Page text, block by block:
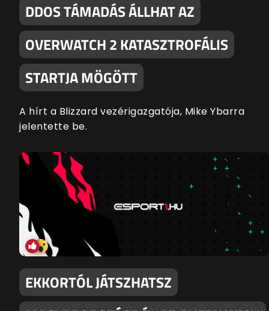
DDOS TÁMADÁS ÁLLHAT AZ
OVERWATCH 2 KATASZTROFÁLIS
STARTJA MÖGÖTT
A hírt a Blizzard vezérigazgatója, Mike Ybarra
jelentette be.
EKKORTÓL JÁTSZHATSZ